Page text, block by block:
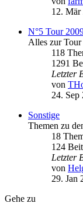
12. Mär
N°5 Tour
Alles zur Tour
118
1291
Letzter
von
24. Sep
Sonstige
Themen zu
18
124
Letzter
von
29. Jan
Gehe zu